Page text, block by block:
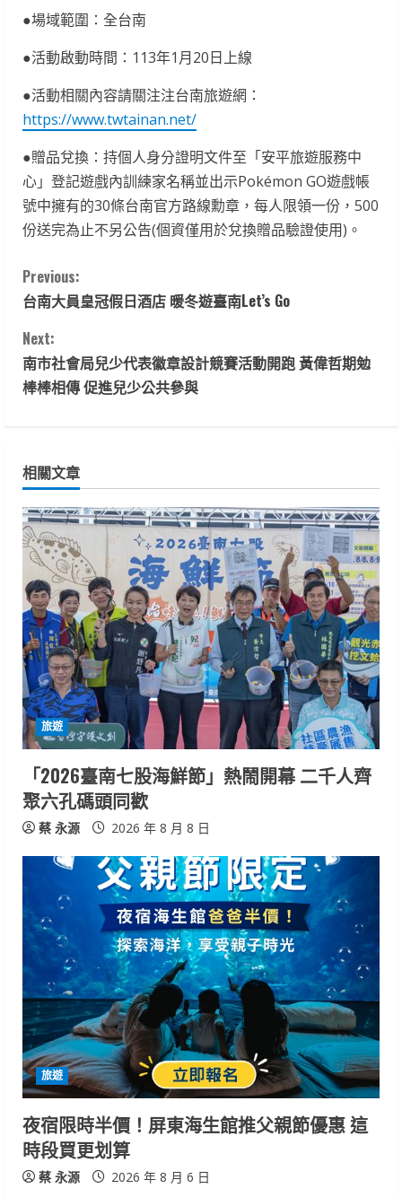
●場域範圍：全台南
●活動啟動時間：113年1月20日上線
●活動相關內容請關注注台南旅遊網：
https://www.twtainan.net/
●贈品兌換：持個人身分證明文件至「安平旅遊服務中
心」登記遊戲內訓練家名稱並出示Pokémon GO遊戲帳
號中擁有的30條台南官方路線勳章，每人限領一份，500
份送完為止不另公告(個資僅用於兌換贈品驗證使用)。
C
o
n
t
n
u
e
R
e
a
d
i
n
g
Previous:
台南大員皇冠假日酒店 暖冬遊臺南Let’s Go
Next:
南市社會局兒少代表徽章設計競賽活動開跑 黃偉哲期勉
棒棒相傳 促進兒少公共參與
相關文章
旅遊
「2026臺南七股海鮮節」熱鬧開幕 二千人齊
聚六孔碼頭同歡
蔡 永源 2026 年 8 月 8 日
旅遊
夜宿限時半價！屏東海生館推父親節優惠 這
時段買更划算
蔡 永源 2026 年 8 月 6 日